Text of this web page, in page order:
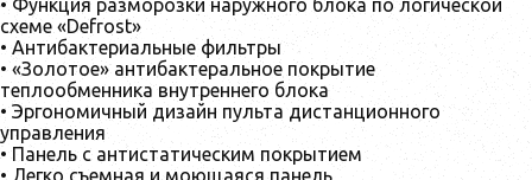
схеме «Defrost»
• Антибактериальные фильтры
• «Золотое» антибактеральное покрытие
теплообменника внутреннего блока
• Эргономичный дизайн пульта дистанционного
управления
• Панель с антистатическим покрытием
• Легко съемная и моющаяся панель